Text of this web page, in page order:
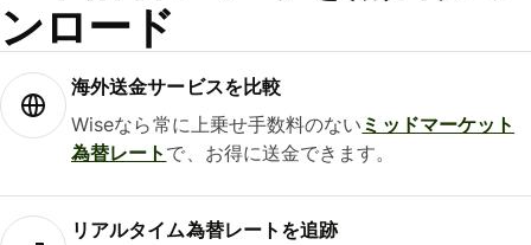
ンロード
海外送金サービスを比較
Wiseなら常に上乗せ手数料のない ミッドマーケット
為替レート で、お得に送金できます。
リアルタイム為替レートを追跡